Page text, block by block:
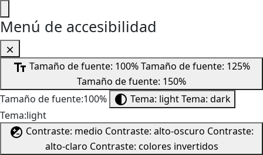
Menú de accesibilidad
Tamaño de fuente: 100%Tamaño de fuente: 125%
Tamaño de fuente: 150%
Tamaño de fuente:100%
Tema: lightTema: dark
Tema:light
Contraste: medio Contraste: alto-oscuro Contraste:
alto-claro Contraste: colores invertidos